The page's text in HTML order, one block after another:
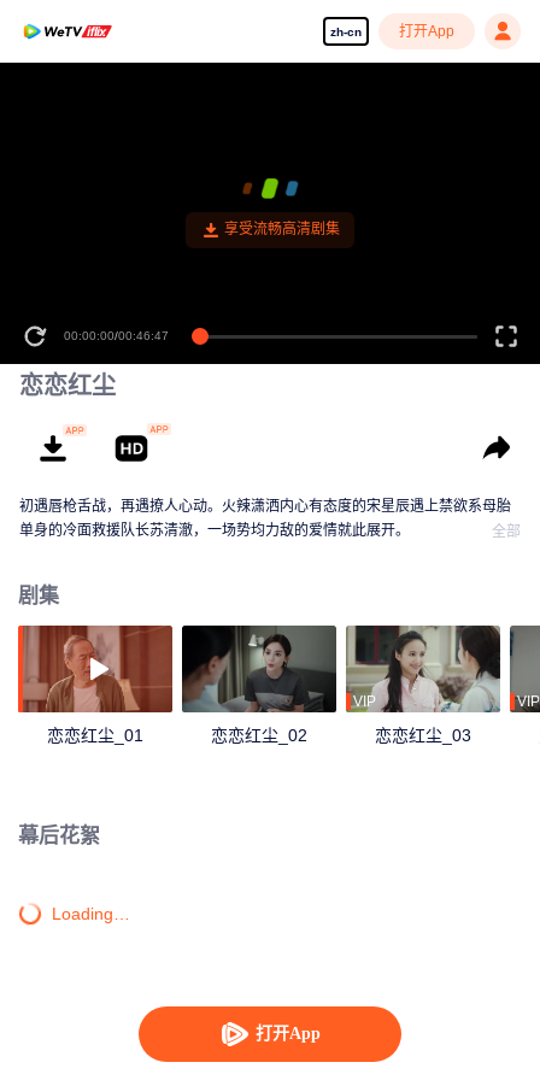
zh-cn 打开App
打开App
享受流畅高清剧集
00:00:00/00:46:47
恋恋红尘
初遇唇枪舌战，再遇撩人心动。火辣潇洒内心有态度的宋星辰遇上禁欲系母胎
单身的冷面救援队长苏清澈，一场势均力敌的爱情就此展开。
全部
剧集
恋恋红尘_01 恋恋红尘_02
VIP
恋恋红尘_03
VIP
幕后花絮
Loading…